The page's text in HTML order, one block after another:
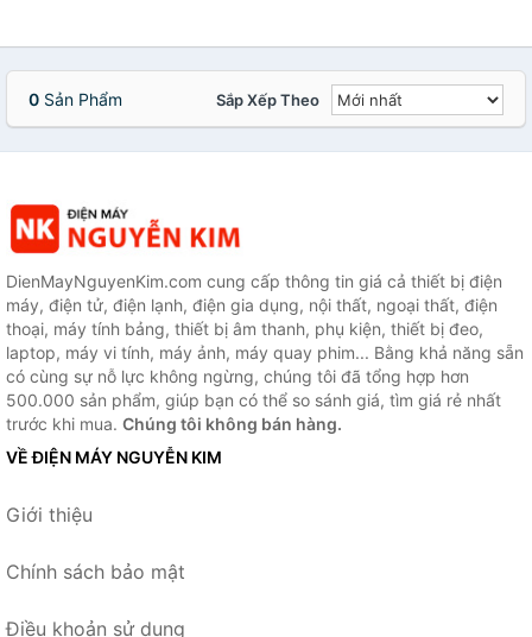
0 Sản Phẩm Sắp Xếp Theo
DienMayNguyenKim.com cung cấp thông tin giá cả thiết bị điện
máy, điện tử, điện lạnh, điện gia dụng, nội thất, ngoại thất, điện
thoại, máy tính bảng, thiết bị âm thanh, phụ kiện, thiết bị đeo,
laptop, máy vi tính, máy ảnh, máy quay phim... Bằng khả năng sẵn
có cùng sự nỗ lực không ngừng, chúng tôi đã tổng hợp hơn
500.000 sản phẩm, giúp bạn có thể so sánh giá, tìm giá rẻ nhất
trước khi mua. Chúng tôi không bán hàng.
VỀ ĐIỆN MÁY NGUYỄN KIM
Giới thiệu
Chính sách bảo mật
Điều khoản sử dụng